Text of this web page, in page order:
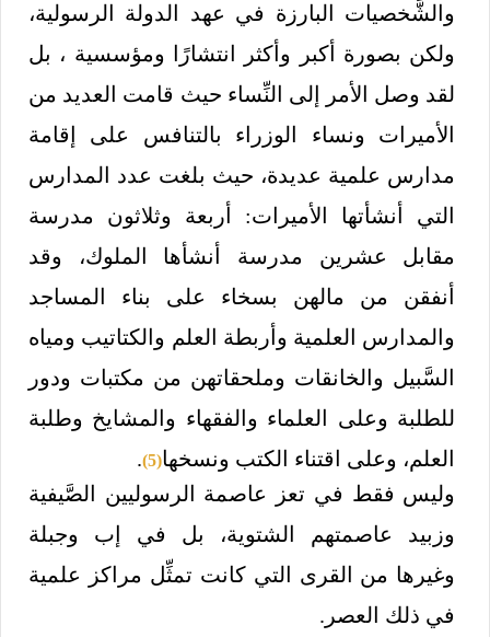
والشَّخصيات البارزة في عهد الدولة الرسولية،
ولكن بصورة أكبر وأكثر انتشارًا ومؤسسية ، بل
لقد وصل الأمر إلى النِّساء حيث قامت العديد من
الأميرات ونساء الوزراء بالتنافس على إقامة
مدارس علمية عديدة، حيث بلغت عدد المدارس
التي أنشأتها الأميرات: أربعة وثلاثون مدرسة
مقابل عشرين مدرسة أنشأها الملوك، وقد
أنفقن من مالهن بسخاء على بناء المساجد
والمدارس العلمية وأربطة العلم والكتاتيب ومياه
السَّبيل والخانقات وملحقاتهن من مكتبات ودور
للطلبة وعلى العلماء والفقهاء والمشايخ وطلبة
العلم، وعلى اقتناء الكتب ونسخها(5)
.
وليس فقط في تعز عاصمة الرسوليين الصَّيفية
وزبيد عاصمتهم الشتوية، بل في إب وجبلة
وغيرها من القرى التي كانت تمثِّل مراكز علمية
في ذلك العصر.